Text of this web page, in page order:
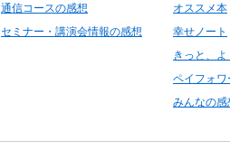
通信コースの感想
セミナー・講演会情報の感想
オススメ本
幸せノート
きっと、
ペイフォワ
みんなの感